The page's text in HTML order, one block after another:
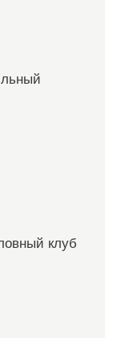
клуб